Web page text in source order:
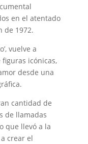
en el atentado
de 1972.
vuelve a
icónicas,
desde una
cantidad de
de llamadas
que llevó a la
crear el